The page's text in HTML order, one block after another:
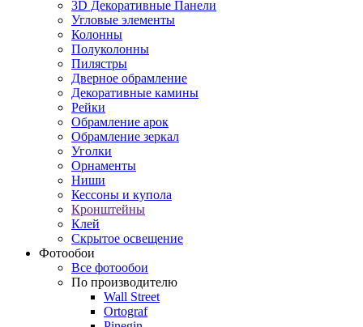
3D Декоративные Панели
Угловые элементы
Колонны
Полуколонны
Пилястры
Дверное обрамление
Декоративные камины
Рейки
Обрамление арок
Обрамление зеркал
Уголки
Орнаменты
Ниши
Кессоны и купола
Кронштейны
Клей
Скрытое освещение
Фотообои
Все фотообои
По производителю
Wall Street
Ortograf